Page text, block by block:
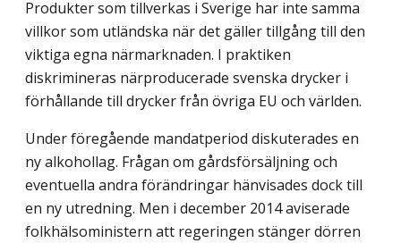
Produkter som tillverkas i Sverige har inte samma
villkor som utländska när det gäller tillgång till den
viktiga egna närmarknaden. I praktiken
diskrimineras närproducerade svenska drycker i
förhållande till drycker från övriga EU och världen.
Under föregående mandatperiod diskuterades en
ny alkohollag. Frågan om gårdsförsäljning och
eventuella andra förändringar hänvisades dock till
en ny utredning. Men i december 2014 aviserade
folkhälsoministern att regeringen stänger dörren